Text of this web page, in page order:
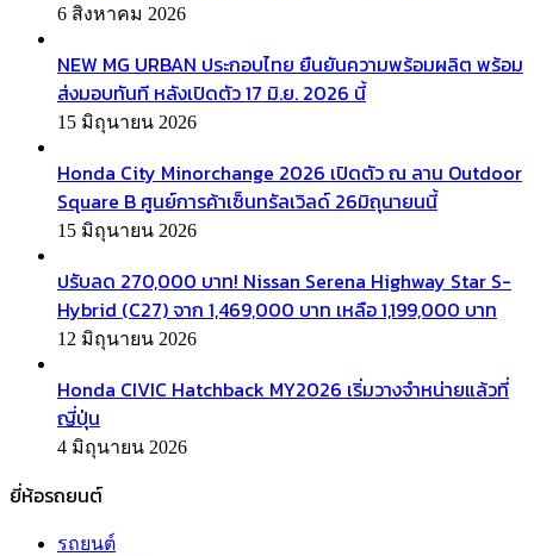
6 สิงหาคม 2026
NEW MG URBAN ประกอบไทย ยืนยันความพร้อมผลิต พร้อม
ส่งมอบทันที หลังเปิดตัว 17 มิ.ย. 2026 นี้
15 มิถุนายน 2026
Honda City Minorchange 2026 เปิดตัว ณ ลาน Outdoor
Square B ศูนย์การค้าเซ็นทรัลเวิลด์ 26มิถุนายนนี้
15 มิถุนายน 2026
ปรับลด 270,000 บาท! Nissan Serena Highway Star S-
Hybrid (C27) จาก 1,469,000 บาท เหลือ 1,199,000 บาท
12 มิถุนายน 2026
Honda CIVIC Hatchback MY2026 เริ่มวางจำหน่ายแล้วที่
ญี่ปุ่น
4 มิถุนายน 2026
ยี่ห้อรถยนต์
รถยนต์